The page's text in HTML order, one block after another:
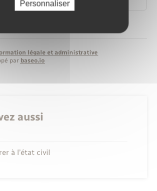
légale et administrative
par baseo.io
aussi
à l’état civil
Personnaliser